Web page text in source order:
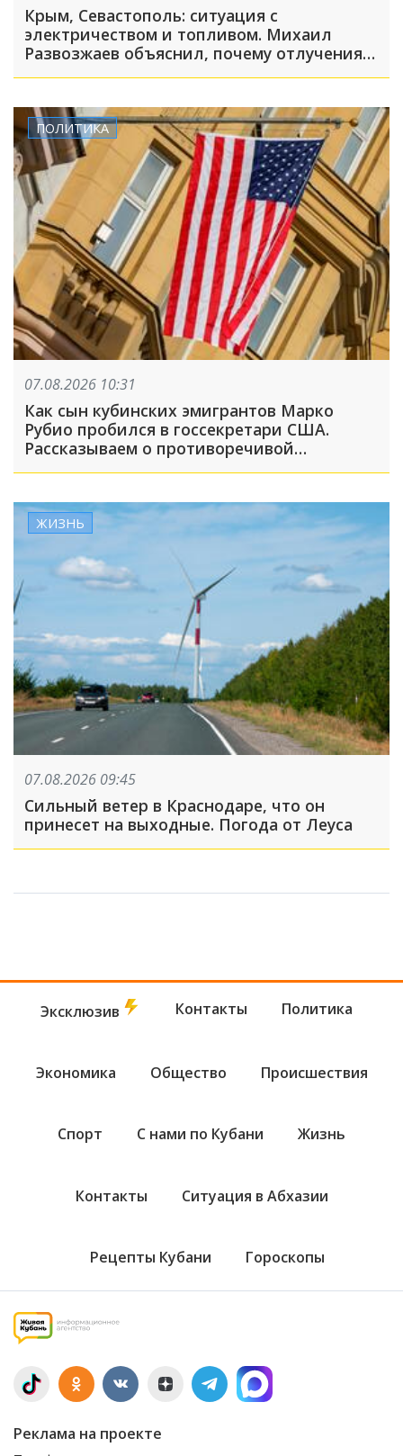
Крым, Севастополь: ситуация с
электричеством и топливом. Михаил
Развозжаев объяснил, почему отлучения
ПОЛИТИКА
07.08.2026 10:31
Как сын кубинских эмигрантов Марко
Рубио пробился в госсекретари США.
Рассказываем о противоречивой
ЖИЗНЬ
07.08.2026 09:45
Сильный ветер в Краснодаре, что он
принесет на выходные. Погода от Леуса
Эксклюзив Контакты Политика
Экономика Общество Происшествия
Спорт С нами по Кубани Жизнь
Контакты Ситуация в Абхазии
Рецепты Кубани Гороскопы
Реклама на проекте